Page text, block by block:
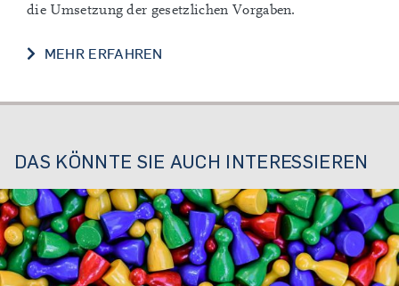
die Umsetzung der gesetzlichen Vorgaben.
MEHR ERFAHREN
DAS KÖNNTE SIE AUCH INTERESSIEREN